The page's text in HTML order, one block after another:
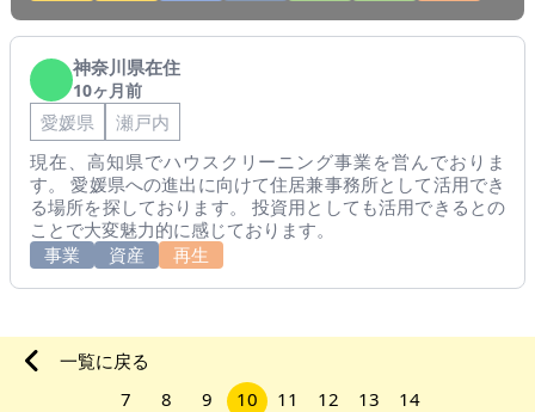
神奈川県在住
10ヶ月前
愛媛県
瀬戸内
現在、高知県でハウスクリーニング事業を営んでおりま
す。 愛媛県への進出に向けて住居兼事務所として活用でき
る場所を探しております。 投資用としても活用できるとの
ことで大変魅力的に感じております。
事業
資産 再生
一覧に戻る
7
8 9 10 11 12 13
14